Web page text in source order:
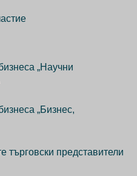
„Научни
„Бизнес,
търговски представители